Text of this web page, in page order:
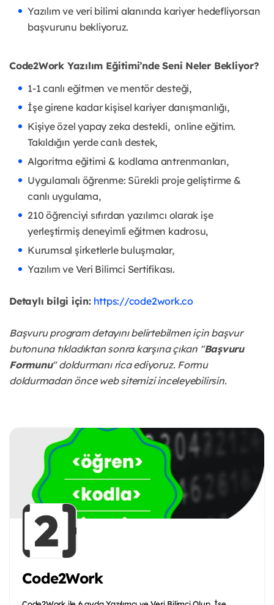
Yazılım ve veri bilimi alanında kariyer hedefliyorsan
başvurunu bekliyoruz.
Code2Work Yazılım Eğitimi’nde Seni Neler Bekliyor?
1-1 canlı eğitmen ve mentör desteği,
İşe girene kadar kişisel kariyer danışmanlığı,
Kişiye özel yapay zeka destekli, online eğitim.
Takıldığın yerde canlı destek,
Algoritma eğitimi & kodlama antrenmanları,
Uygulamalı öğrenme: Sürekli proje geliştirme &
canlı uygulama,
210 öğrenciyi sıfırdan yazılımcı olarak işe
yerleştirmiş deneyimli eğitmen kadrosu,
Kurumsal şirketlerle buluşmalar,
Yazılım ve Veri Bilimci Sertifikası.
Detaylı bilgi için: https://code2work.co
Başvuru program detayını belirtebilmen için başvur
butonuna tıkladıktan sonra karşına çıkan "Başvuru
Formunu" doldurmanı rica ediyoruz. Formu
doldurmadan önce web sitemizi inceleyebilirsin.
Code2Work